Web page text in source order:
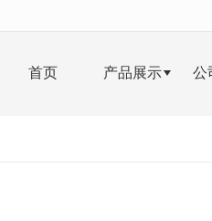
首页 产品展示 公